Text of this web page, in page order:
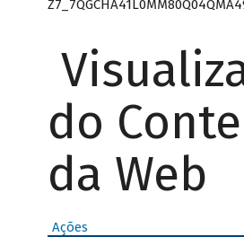
do
da Web
Ações